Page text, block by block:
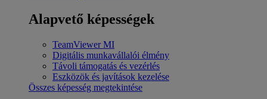
Alapvető képességek
TeamViewer MI
Digitális munkavállalói élmény
Távoli támogatás és vezérlés
Eszközök és javítások kezelése
Összes képesség megtekintése